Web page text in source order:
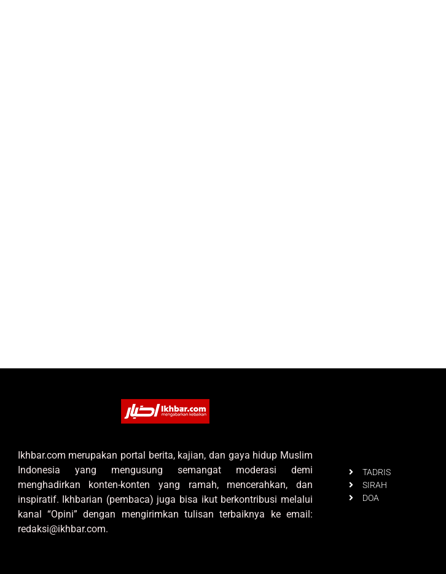
Ikhbar.com merupakan portal berita, kajian, dan gaya hidup Muslim
Indonesia yang mengusung semangat moderasi demi
menghadirkan konten-konten yang ramah, mencerahkan, dan
inspiratif. Ikhbarian (pembaca) juga bisa ikut berkontribusi melalui
kanal “Opini” dengan mengirimkan tulisan terbaiknya ke email:
redaksi@ikhbar.com.
TADRIS
SIRAH
DOA